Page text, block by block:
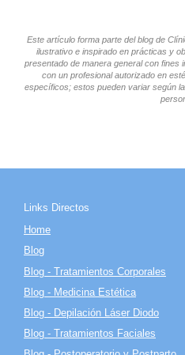
Este artículo forma parte del blog de
ilustrativo e inspirado en prácticas y
presentado de manera general con fines
con un profesional autorizado en
específicos; estos pueden variar según
Links Directos
Home
Blog
Blog - Tratamientos Corporales
Blog - Medicina Estética
Blog - Depilación Láser Diodo
Blog - Tratamientos Faciales